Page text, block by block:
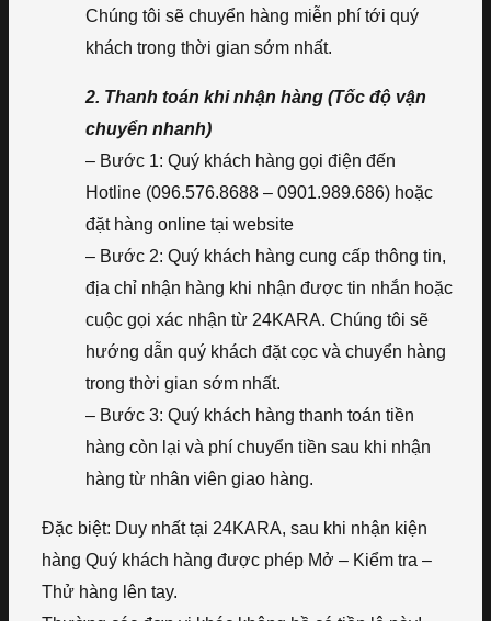
Chúng tôi sẽ chuyển hàng miễn phí tới quý
khách trong thời gian sớm nhất.
2. Thanh toán khi nhận hàng (Tốc độ vận
chuyển nhanh)
– Bước 1: Quý khách hàng gọi điện đến
Hotline (096.576.8688 – 0901.989.686) hoặc
đặt hàng online tại website
– Bước 2: Quý khách hàng cung cấp thông tin,
địa chỉ nhận hàng khi nhận được tin nhắn hoặc
cuộc gọi xác nhận từ 24KARA. Chúng tôi sẽ
hướng dẫn quý khách đặt cọc và chuyển hàng
trong thời gian sớm nhất.
– Bước 3: Quý khách hàng thanh toán tiền
hàng còn lại và phí chuyển tiền sau khi nhận
hàng từ nhân viên giao hàng.
Đặc biệt: Duy nhất tại 24KARA, sau khi nhận kiện
hàng Quý khách hàng được phép Mở – Kiểm tra –
Thử hàng lên tay.